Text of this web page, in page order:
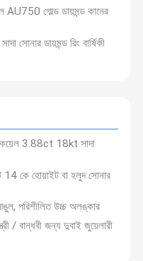
AU750 গোল্ড ডায়মন্ড কানের
সোনার ডায়মন্ড রিং বার্ষিকী
কয়েল 3.88ct 18kt সাদা
14 কে হোয়াইট বা হলুদ সোনার
পরিশীলিত উচ্চ অলঙ্কার
/ বান্ধবী জন্য দুবাই জুয়েলারী